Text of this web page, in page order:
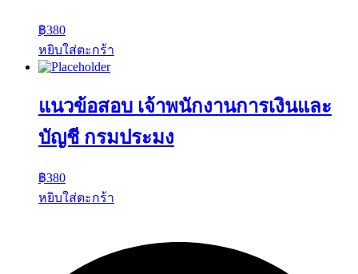
฿380
หยิบใส่ตะกร้า
แนวข้อสอบ เจ้าพนักงานการเงินและ
บัญชี กรมประมง
฿380
หยิบใส่ตะกร้า